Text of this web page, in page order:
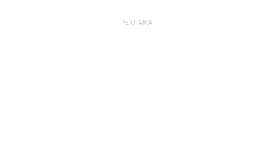
РЕКЛАМА: